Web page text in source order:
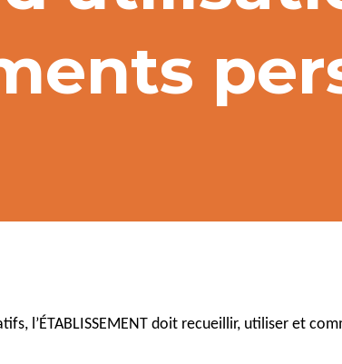
l’ÉTABLISSEMENT doit recueillir, utiliser et